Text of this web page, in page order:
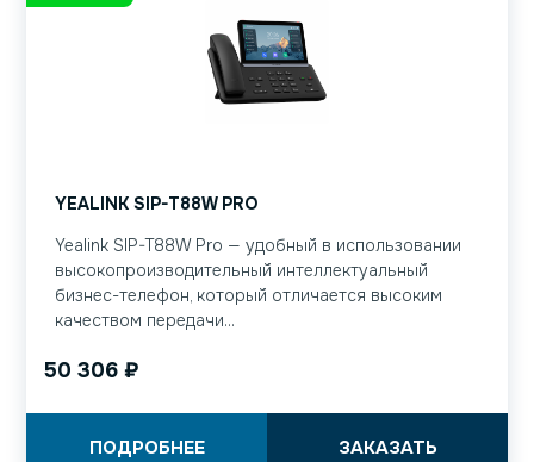
YEALINK SIP-T88W PRO
Yealink SIP-T88W Pro — удобный в использовании
высокопроизводительный интеллектуальный
бизнес-телефон, который отличается высоким
качеством передачи...
50 306 ₽
ЗАКАЗАТЬ
ПОДРОБНЕЕ